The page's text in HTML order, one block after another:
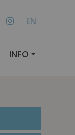
EN
INFO